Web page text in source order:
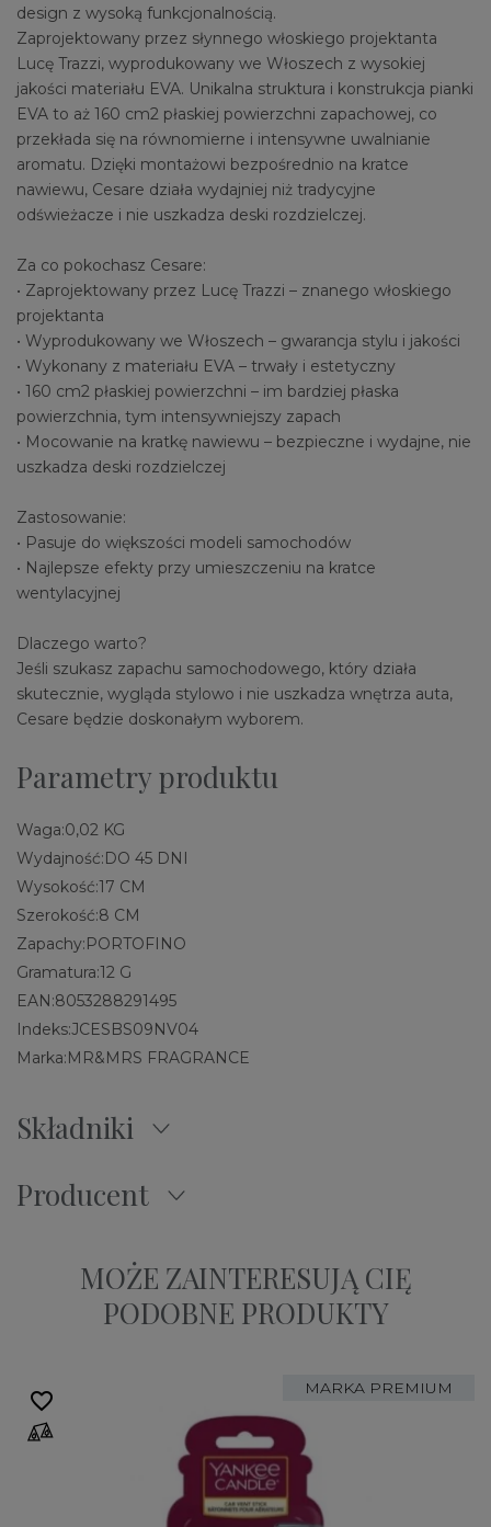
design z wysoką funkcjonalnością.
Zaprojektowany przez słynnego włoskiego projektanta
Lucę Trazzi, wyprodukowany we Włoszech z wysokiej
jakości materiału EVA. Unikalna struktura i konstrukcja pianki
EVA to aż 160 cm2 płaskiej powierzchni zapachowej, co
przekłada się na równomierne i intensywne uwalnianie
aromatu. Dzięki montażowi bezpośrednio na kratce
nawiewu, Cesare działa wydajniej niż tradycyjne
odświeżacze i nie uszkadza deski rozdzielczej.
Za co pokochasz Cesare:
• Zaprojektowany przez Lucę Trazzi – znanego włoskiego
projektanta
• Wyprodukowany we Włoszech – gwarancja stylu i jakości
• Wykonany z materiału EVA – trwały i estetyczny
• 160 cm2 płaskiej powierzchni – im bardziej płaska
powierzchnia, tym intensywniejszy zapach
• Mocowanie na kratkę nawiewu – bezpieczne i wydajne, nie
uszkadza deski rozdzielczej
Zastosowanie:
• Pasuje do większości modeli samochodów
• Najlepsze efekty przy umieszczeniu na kratce
wentylacyjnej
Dlaczego warto?
Jeśli szukasz zapachu samochodowego, który działa
skutecznie, wygląda stylowo i nie uszkadza wnętrza auta,
Cesare będzie doskonałym wyborem.
Parametry produktu
Waga:0,02 KG
Wydajność:DO 45 DNI
Wysokość:17 CM
Szerokość:8 CM
Zapachy:PORTOFINO
Gramatura:12 G
EAN:8053288291495
Indeks:JCESBS09NV04
Marka:MR&MRS FRAGRANCE
Składniki
Producent
MOŻE ZAINTERESUJĄ CIĘ
PODOBNE PRODUKTY
MARKA PREMIUM
favorite_border